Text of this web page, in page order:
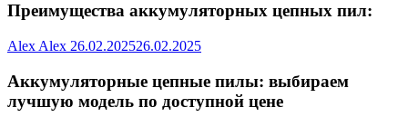
Преимущества аккумуляторных цепных пил:
Alex Alex 26.02.202526.02.2025
Аккумуляторные цепные пилы: выбираем
лучшую модель по доступной цене